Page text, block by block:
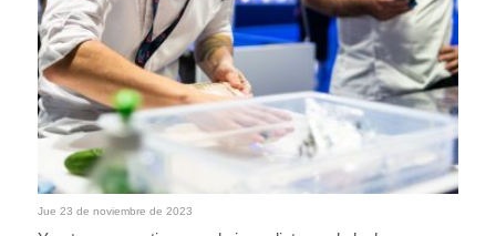
Jue 23 de noviembre de 2023